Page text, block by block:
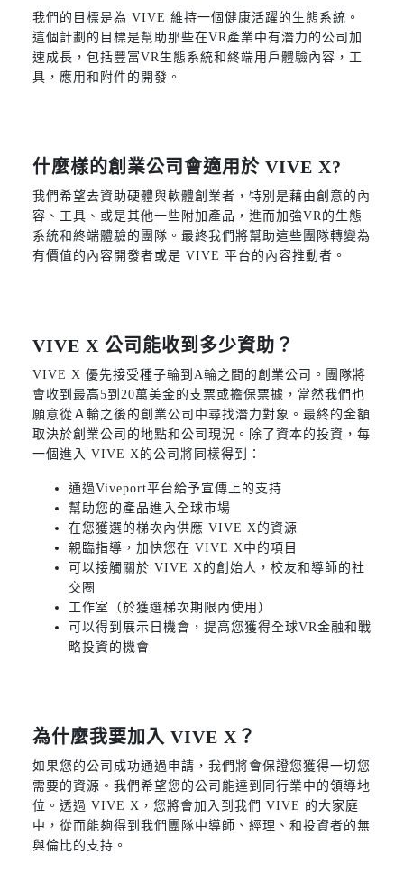
我們的目標是為 VIVE 維持一個健康活躍的生態系統。
這個計劃的目標是幫助那些在VR產業中有潛力的公司加
速成長，包括豐富VR生態系統和終端用戶體驗內容，工
具，應用和附件的開發。
什麼樣的創業公司會適用於 VIVE X?
我們希望去資助硬體與軟體創業者，特別是藉由創意的內
容、工具、或是其他一些附加產品，進而加強VR的生態
系統和終端體驗的團隊。最終我們將幫助這些團隊轉變為
有價值的內容開發者或是 VIVE 平台的內容推動者。
VIVE X 公司能收到多少資助？
VIVE X 優先接受種子輪到A輪之間的創業公司。團隊將
會收到最高5到20萬美金的支票或擔保票據，當然我們也
願意從Ａ輪之後的創業公司中尋找潛力對象。最終的金額
取決於創業公司的地點和公司現況。除了資本的投資，每
一個進入 VIVE X的公司將同樣得到：
通過Viveport平台給予宣傳上的支持
幫助您的產品進入全球市場
在您獲選的梯次內供應 VIVE X的資源
親臨指導，加快您在 VIVE X中的項目
可以接觸關於 VIVE X的創始人，校友和導師的社
交圈
工作室（於獲選梯次期限內使用）
可以得到展示日機會，提高您獲得全球VR金融和戰
略投資的機會
為什麼我要加入 VIVE X？
如果您的公司成功通過申請，我們將會保證您獲得一切您
需要的資源。我們希望您的公司能達到同行業中的領導地
位。透過 VIVE X，您將會加入到我們 VIVE 的大家庭
中，從而能夠得到我們團隊中導師、經理、和投資者的無
與倫比的支持。